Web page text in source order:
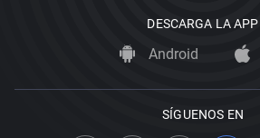
DESCARGA LA APP
Android
SÍGUENOS EN